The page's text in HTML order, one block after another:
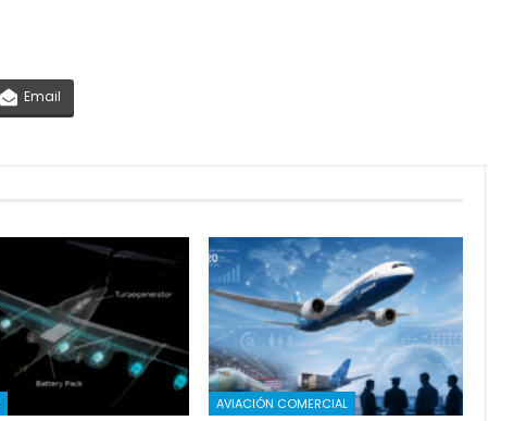
Email
AVIACIÓN COMERCIAL